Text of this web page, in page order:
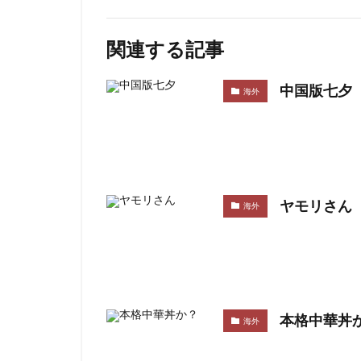
関連する記事
海外 中国版七夕
海外 ヤモリさん
海外 本格中華丼